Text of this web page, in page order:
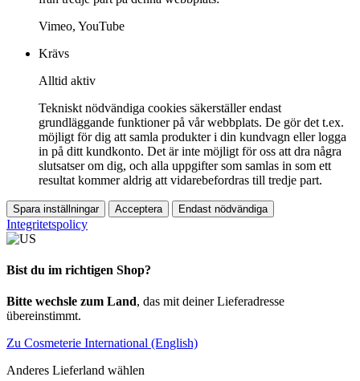
Vimeo, YouTube
Krävs
Alltid aktiv
Tekniskt nödvändiga cookies säkerställer endast
grundläggande funktioner på vår webbplats. De gör det t.ex.
möjligt för dig att samla produkter i din kundvagn eller logga
in på ditt kundkonto. Det är inte möjligt för oss att dra några
slutsatser om dig, och alla uppgifter som samlas in som ett
resultat kommer aldrig att vidarebefordras till tredje part.
Spara inställningar Acceptera Endast nödvändiga
Integritetspolicy
Bist du im richtigen Shop?
Bitte wechsle zum Land, das mit deiner Lieferadresse
übereinstimmt.
Zu Cosmeterie International (English)
Anderes Lieferland wählen